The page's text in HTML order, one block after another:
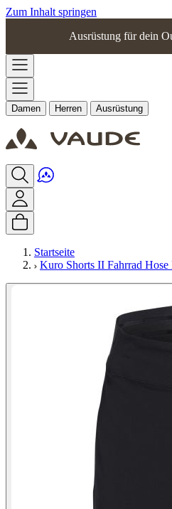
Zum Inhalt springen
Ausrüstung für dein
Damen Herren Ausrüstung
Startseite
Kuro Shorts II Fahrrad Hose